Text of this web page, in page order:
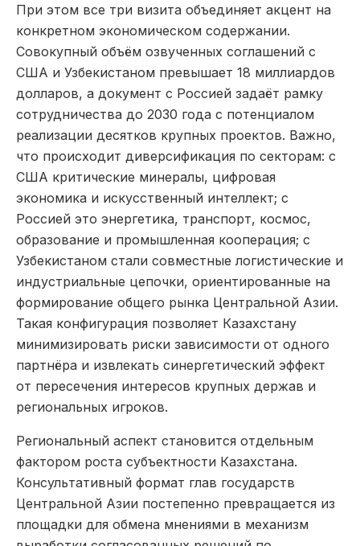
При этом все три визита объединяет акцент на
конкретном экономическом содержании.
Совокупный объём озвученных соглашений с
США и Узбекистаном превышает 18 миллиардов
долларов, а документ с Россией задаёт рамку
сотрудничества до 2030 года с потенциалом
реализации десятков крупных проектов. Важно,
что происходит диверсификация по секторам: с
США критические минералы, цифровая
экономика и искусственный интеллект; с
Россией это энергетика, транспорт, космос,
образование и промышленная кооперация; с
Узбекистаном стали совместные логистические и
индустриальные цепочки, ориентированные на
формирование общего рынка Центральной Азии.
Такая конфигурация позволяет Казахстану
минимизировать риски зависимости от одного
партнёра и извлекать синергетический эффект
от пересечения интересов крупных держав и
региональных игроков.
Региональный аспект становится отдельным
фактором роста субъектности Казахстана.
Консультативный формат глав государств
Центральной Азии постепенно превращается из
площадки для обмена мнениями в механизм